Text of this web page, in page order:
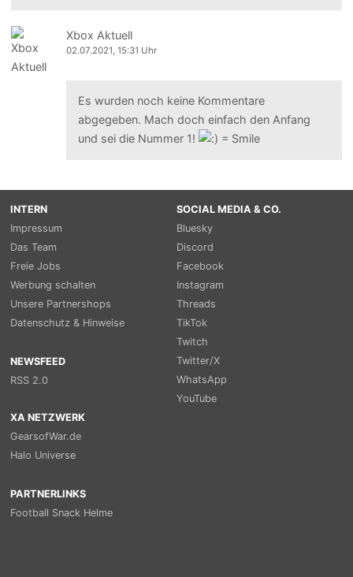
Xbox Aktuell
02.07.2021, 15:31 Uhr
Es wurden noch keine Kommentare
abgegeben. Mach doch einfach den Anfang
und sei die Nummer 1!
INTERN
Impressum
Das Team
Freie Jobs
Werbung schalten
Unsere Partnershops
Datenschutz & Hinweise
NEWSFEED
RSS 2.0
SOCIAL MEDIA & CO.
Bluesky
Discord
Facebook
Instagram
Threads
TikTok
Twitch
Twitter/X
WhatsApp
YouTube
XA NETZWERK
GearsofWar.de
Halo Universe
PARTNERLINKS
Football Snack Helme